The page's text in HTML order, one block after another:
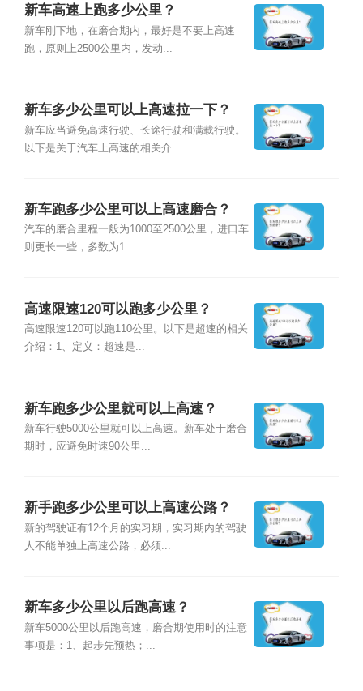
新车高速上跑多少公里？
新车刚下地，在磨合期内，最好是不要上高速
跑，原则上2500公里内，发动...
新车多少公里可以上高速拉一下？
新车应当避免高速行驶、长途行驶和满载行驶。
以下是关于汽车上高速的相关介...
新车跑多少公里可以上高速磨合？
汽车的磨合里程一般为1000至2500公里，进口车
则更长一些，多数为1...
高速限速120可以跑多少公里？
高速限速120可以跑110公里。以下是超速的相关
介绍：1、定义：超速是...
新车跑多少公里就可以上高速？
新车行驶5000公里就可以上高速。新车处于磨合
期时，应避免时速90公里...
新手跑多少公里可以上高速公路？
新的驾驶证有12个月的实习期，实习期内的驾驶
人不能单独上高速公路，必须...
新车多少公里以后跑高速？
新车5000公里以后跑高速，磨合期使用时的注意
事项是：1、起步先预热；...